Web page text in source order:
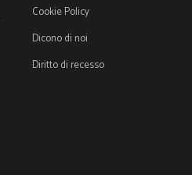
Cookie Policy
Dicono di noi
Diritto di recesso